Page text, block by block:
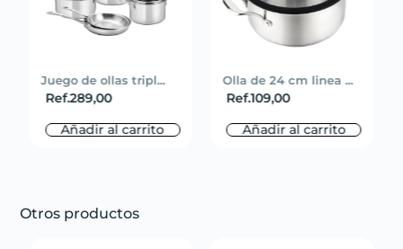
Juego de ollas tripl...
Ref.289,00
Añadir al carrito
Olla de 24 cm linea ...
Ref.109,00
Añadir al carrito
Otros productos